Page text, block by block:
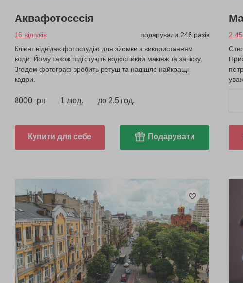
Аквафотосесія
16 відгуків
подарували 246 разів
Клієнт відвідає фотостудію для зйомки з використанням
води. Йому також підготують водостійкий макіяж та зачіску.
Згодом фотограф зробить ретуш та надішле найкращі
кадри.
8000 грн 1 люд. до 2,5 год.
Купити для себе Подарувати
2